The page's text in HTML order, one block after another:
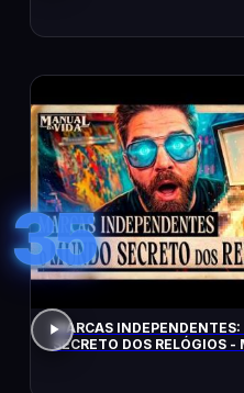
35
MARCAS
SECRETO DOS RELÓGIOS